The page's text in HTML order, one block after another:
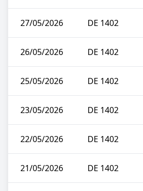
27/05/2026 DE 1402
26/05/2026 DE 1402
25/05/2026 DE 1402
23/05/2026 DE 1402
22/05/2026 DE 1402
21/05/2026 DE 1402